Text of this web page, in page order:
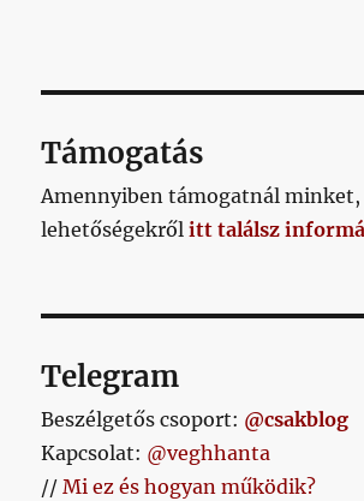
Támogatás
Amennyiben támogatnál minket,
lehetőségekrőlitt találsz
Telegram
Beszélgetős csoport: @csakblog
Kapcsolat: @veghhanta
//Mi ez és hogyan működik?